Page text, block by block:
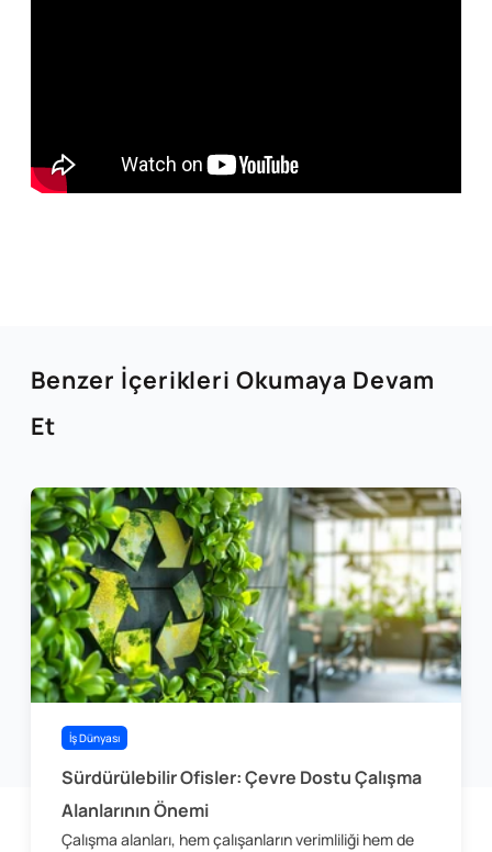
Benzer İçerikleri Okumaya Devam
Et
İş Dünyası
Sürdürülebilir Ofisler: Çevre Dostu Çalışma
Alanlarının Önemi
Çalışma alanları, hem çalışanların verimliliği hem de